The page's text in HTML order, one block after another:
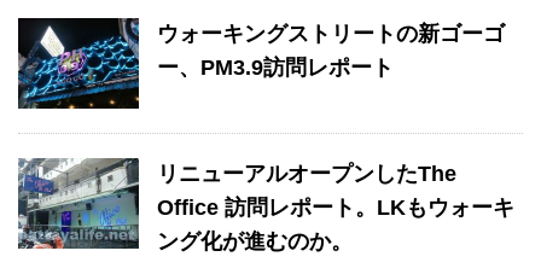
ウォーキングストリートの新ゴーゴ
ー、PM3.9訪問レポート
リニューアルオープンしたThe
Office 訪問レポート。LKもウォーキ
ング化が進むのか。